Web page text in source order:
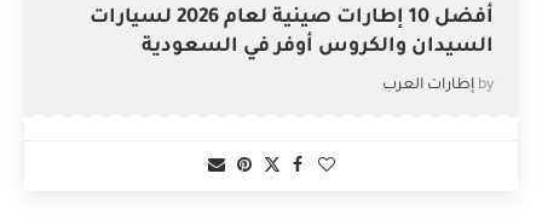
أفضل 10 إطارات صينية لعام 2026 لسيارات
السيدان والكروس أوفر في السعودية
by إطارات العرب